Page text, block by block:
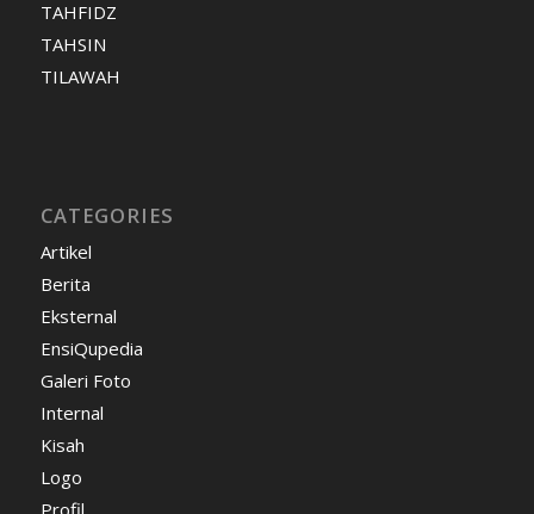
TAHFIDZ
TAHSIN
TILAWAH
CATEGORIES
Artikel
Berita
Eksternal
EnsiQupedia
Galeri Foto
Internal
Kisah
Logo